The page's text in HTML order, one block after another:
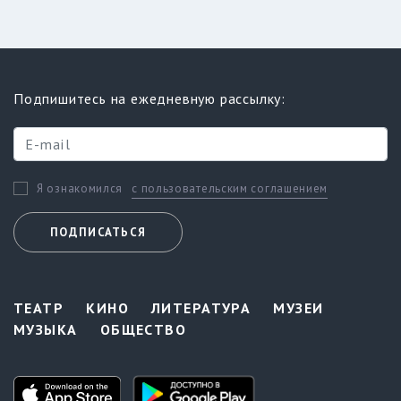
Подпишитесь на ежедневную рассылку:
Я ознакомился с пользовательским соглашением
ПОДПИСАТЬСЯ
ТЕАТР КИНО ЛИТЕРАТУРА
МУЗЕИ
МУЗЫКА
ОБЩЕСТВО